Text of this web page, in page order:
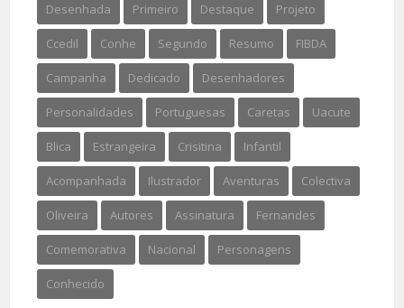
Desenhada Primeiro Destaque Projeto
Ccedil Conhe Segundo Resumo FIBDA
Campanha Dedicado Desenhadores
Personalidades Portuguesas Caretas Uacute
Blica Estrangeira Crisitina Infantil
Acompanhada Ilustrador Aventuras Colectiva
Oliveira Autores Assinatura Fernandes
Comemorativa Nacional Personagens
Conhecido